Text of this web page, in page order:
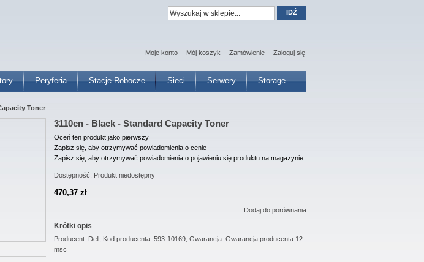
Peryferia Stacje Robocze Sieci Serwery Storage
Moje konto Mój koszyk Zamówienie Zaloguj się
IDŹ
Toner
3110cn - Black - Standard Capacity Toner
Oceń ten produkt jako pierwszy
Zapisz się, aby otrzymywać powiadomienia o cenie
Zapisz się, aby otrzymywać powiadomienia o pojawieniu się produktu na magazynie
Dostępność: Produkt niedostępny
470,37 zł
Dodaj do porównania
Krótki opis
Producent: Dell, Kod producenta: 593-10169, Gwarancja: Gwarancja producenta 12
msc